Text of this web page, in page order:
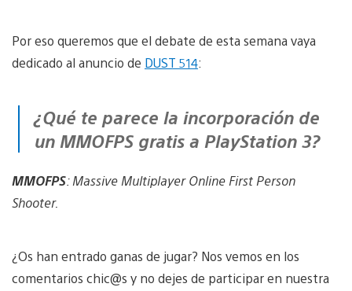
Por eso queremos que el debate de esta semana vaya
dedicado al anuncio de DUST 514:
¿Qué te parece la incorporación de
un MMOFPS gratis a PlayStation 3?
MMOFPS: Massive Multiplayer Online First Person
Shooter.
¿Os han entrado ganas de jugar? Nos vemos en los
comentarios chic@s y no dejes de participar en nuestra